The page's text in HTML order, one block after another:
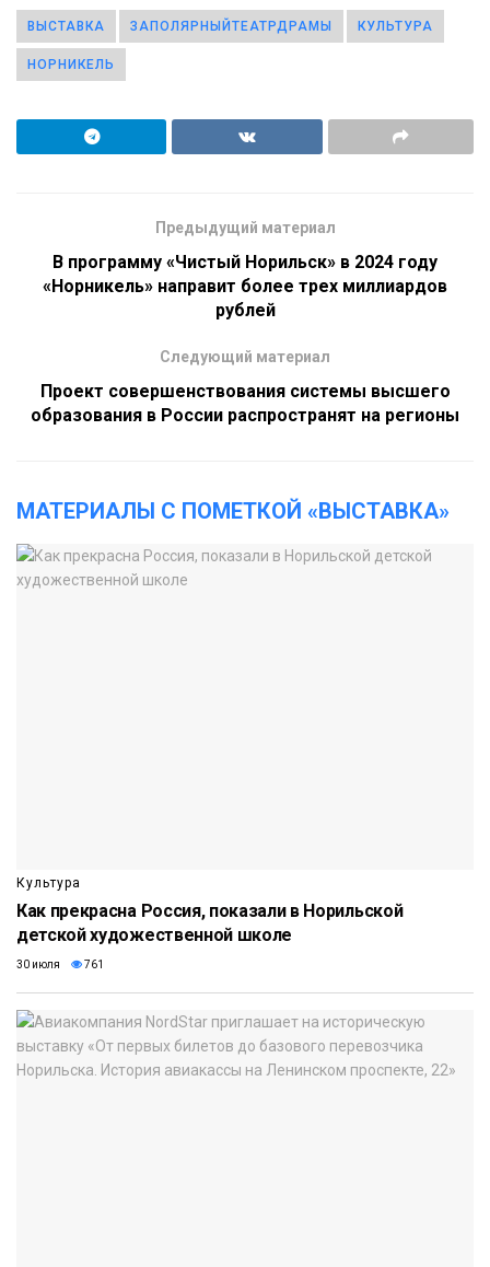
ВЫСТАВКА ЗАПОЛЯРНЫЙТЕАТРДРАМЫ КУЛЬТУРА
НОРНИКЕЛЬ
Предыдущий материал
В программу «Чистый Норильск» в 2024 году
«Норникель» направит более трех миллиардов
рублей
Следующий материал
Проект совершенствования системы высшего
образования в России распространят на регионы
МАТЕРИАЛЫ С ПОМЕТКОЙ «ВЫСТАВКА»
Культура
Как прекрасна Россия, показали в Норильской
детской художественной школе
30 июля 761